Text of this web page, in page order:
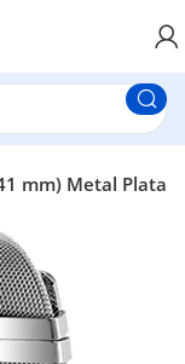
mm) Metal Plata